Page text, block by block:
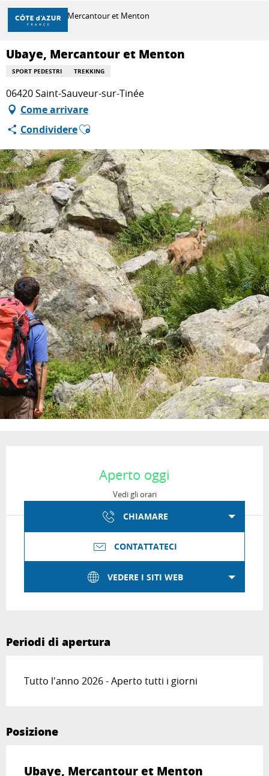
Aller
contenu
principal
SCOPRIRE
PER FARE
SOGGIORNO
Casa Ubaye, Mercantour et Menton
Ubaye, Mercantour et Menton
SPORT PEDESTRI TREKKING
06420 Saint-Sauveur-sur-Tinée
Come arrivare
CondividereAjouter aux favoris
Aperto oggi
Vedi gli orari
CHIAMARE
CONTATTATECI
VEDERE I SITI WEB
Periodi di apertura
Tutto l'anno 2026 - Aperto tutti i giorni
Posizione
Ubaye, Mercantour et Menton